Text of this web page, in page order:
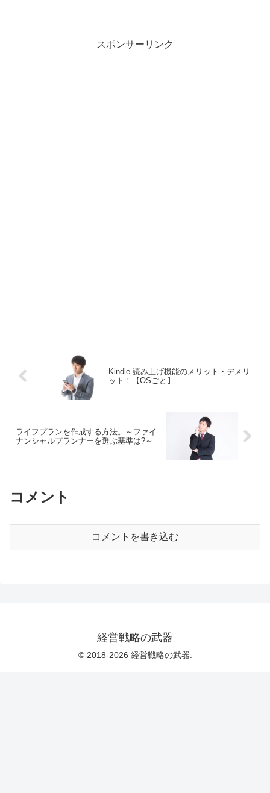
スポンサーリンク
Kindle 読み上げ機能のメリット・デメリ
ット！【OSごと】
ライフプランを作成する方法。～ファイ
ナンシャルプランナーを選ぶ基準は?～
コメント
コメントを書き込む
経営戦略の武器
© 2018-2026 経営戦略の武器.